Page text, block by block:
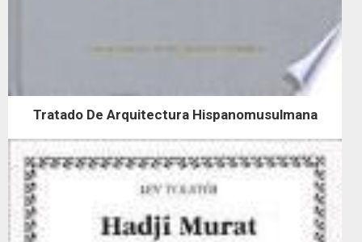
Tratado De Arquitectura Hispanomusulmana